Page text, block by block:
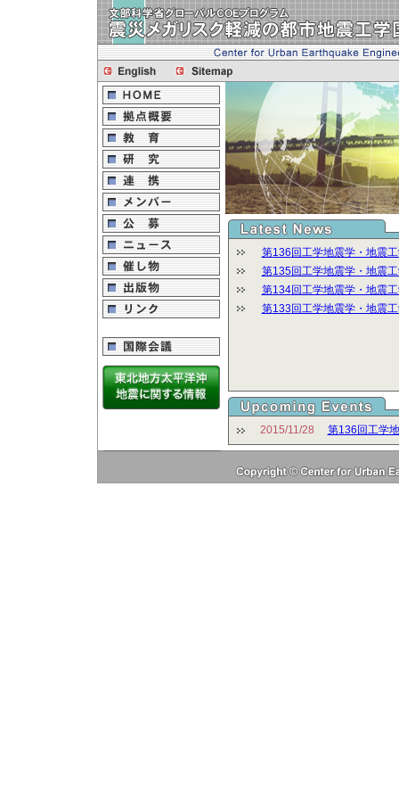
第136 回工学地震学・地震
第135回工学地震学・地震
第134回工学地震学・地震
第133 回工学地震学・地震
2015/11/28 第136回工学